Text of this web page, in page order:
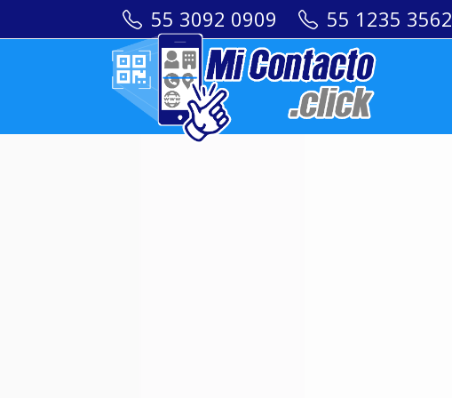
55 3092 0909 55 1235 3562